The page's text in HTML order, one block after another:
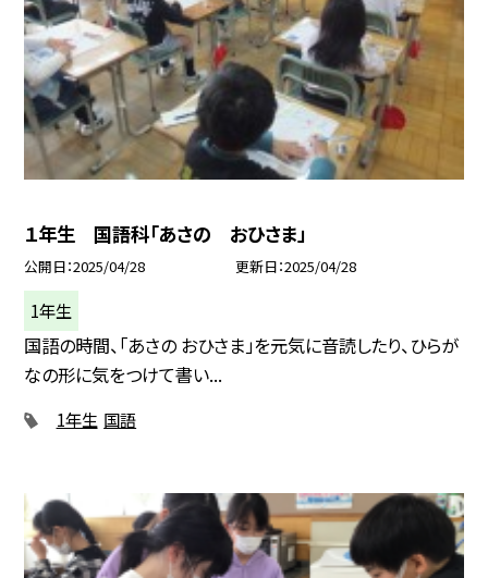
１年生 国語科「あさの おひさま」
公開日 2025/04/28 更新日 2025/04/28
1年生
国語の時間、「あさの おひさま」を元気に音読したり、ひらが
なの形に気をつけて書い...
1年生 国語